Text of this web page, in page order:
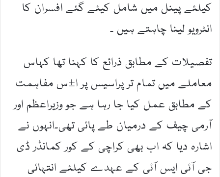
کیلئے پینل میں شامل کیئے گئے افسران کا
انٹرویو لینا چاہتے ہیں ۔
تفصیلات کے مطابق ذرائع کا کہنا تھا کہاس
معاملے میں تمام تر پراسیس پر ا±س مفاہمت
کے مطابق عمل کیا جا رہا ہے جو وزیراعظم اور
آرمی چیف کے درمیان طے پائی تھی۔انہوں نے
اشارہ دیا کہ اب بھی کراچی کے کور کمانڈر ڈی
جی آئی ایس آئی کے عہدے کیلئے انتہائی